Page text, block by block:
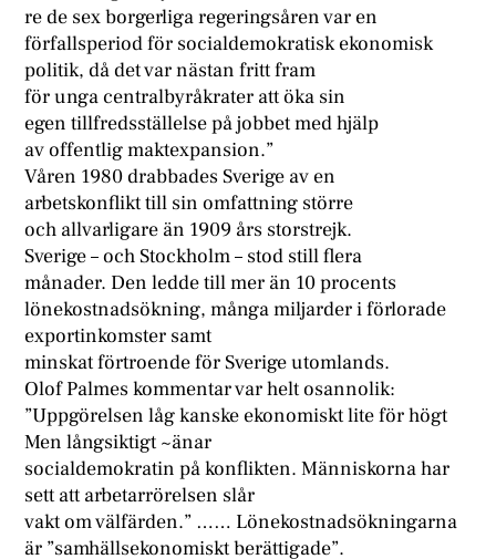
re de sex borgerliga regeringsåren var en
förfallsperiod för socialdemokratisk ekonomisk
politik, då det var nästan fritt fram
för unga centralbyråkrater att öka sin
egen tillfredsställelse på jobbet med hjälp
av offentlig maktexpansion.”
Våren 1980 drabbades Sverige av en
arbetskonflikt till sin omfattning större
och allvarligare än 1909 års storstrejk.
Sverige – och Stockholm – stod still flera
månader. Den ledde till mer än 10 procents
lönekostnadsökning, många miljarder i förlorade
exportinkomster samt
minskat förtroende för Sverige utomlands.
Olof Palmes kommentar var helt osannolik:
”Uppgörelsen låg kanske ekonomiskt lite för högt
Men långsiktigt ~änar
socialdemokratin på konflikten. Människorna har
sett att arbetarrörelsen slår
vakt om välfärden.” …… Lönekostnadsökningarna
är ”samhällsekonomiskt berättigade”.